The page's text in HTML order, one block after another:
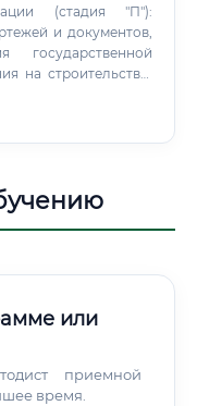
(стадия "П"):
и документов,
государственной
на строительство.
инженерных сетей и
или
приемной
время.